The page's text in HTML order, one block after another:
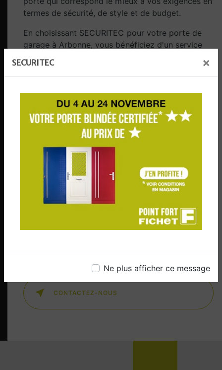
SECURITEC ×
Ne plus afficher ce message
termes de sécurité, de style et de budget.
En choisissant SECURITEC pour votre porte de
garage à Arbonne, vous bénéficiez d'un service
complet, de la sélection du produit à son
installation professionnelle. Notre engagement
de fournir des solutions de sécurité fiables font
de nous le partenaire idéal pour renforcer la
sécurité de votre propriété.
N'attendez pas que l'insécurité devienne un
problème. Protégez votre espace dès aujourd'hui
avec l'expertise de SECURITEC. Contactez-nous
dès maintenant pour discuter de vos besoins en
matière de portes blindées et découvrez
comment nous pouvons renforcer la sécurité de
votre propriété à Arbonne.
EN SAVOIR PLUS
CONTACTEZ-NOUS